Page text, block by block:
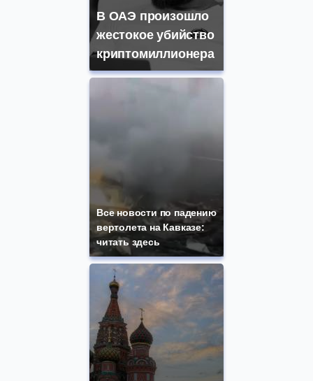
В ОАЭ произошло
жестокое убийство
криптомиллионера
Все новости по падению
вертолета на Кавказе:
читать здесь